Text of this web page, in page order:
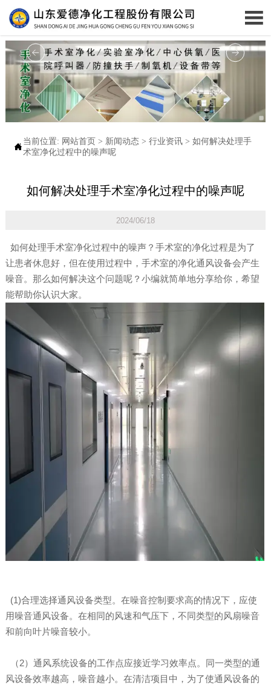


当前位置: 网站首页> 新闻动态> 行业资讯> 如何解决处理手
术室净化过程中的噪声呢
如何解决处理手术室净化过程中的噪声呢
2024/06/18
如何处理手术室净化过程中的噪声？手术室的净化过程是为了
让患者休息好，但在使用过程中，手术室的净化通风设备会产生
噪音。那么如何解决这个问题呢？小编就简单地分享给你，希望
能帮助你认识大家。
(1)合理选择通风设备类型。在噪音控制要求高的情况下，应使
用噪音通风设备。在相同的风速和气压下，不同类型的风扇噪音
和前向叶片噪音较小。
（2）通风系统设备的工作点应接近学习效率点。同一类型的通
风设备效率越高，噪音越小。在清洁项目中，为了使通风设备的